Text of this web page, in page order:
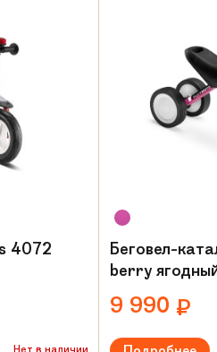
4072
Беговел-
berry
9 990 ₽